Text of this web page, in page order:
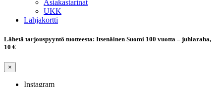
Asiakastarinat
UKK
Lahjakortti
Lähetä tarjouspyyntö tuotteesta: Itsenäinen Suomi 100 vuotta – juhlaraha,
10 €
×
Instagram